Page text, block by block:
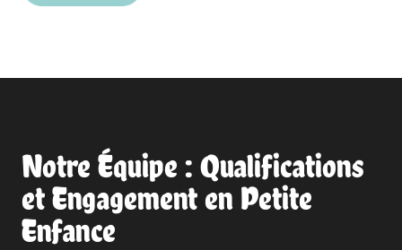
Notre Équipe : Qualifications
et Engagement en Petite
Enfance